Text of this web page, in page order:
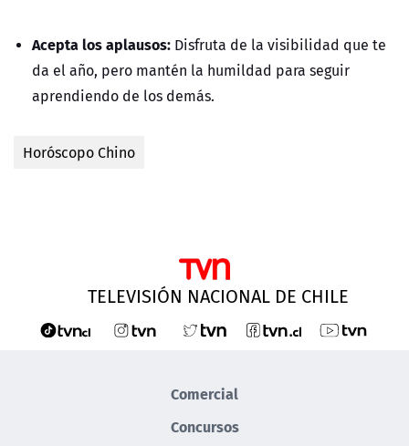
Acepta los aplausos: Disfruta de la visibilidad que te
da el año, pero mantén la humildad para seguir
aprendiendo de los demás.
Horóscopo Chino
TELEVISIÓN NACIONAL DE CHILE
Comercial
Concursos